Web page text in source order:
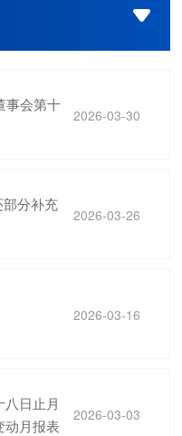

事会第十
2026-03-30
分补充
2026-03-26
2026-03-16
日止月
动月报表
2026-03-03